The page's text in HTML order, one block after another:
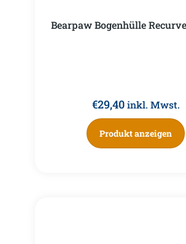
Bearpaw Bogenhülle
€29,40 inkl. Mwst.
Produkt anzeigen